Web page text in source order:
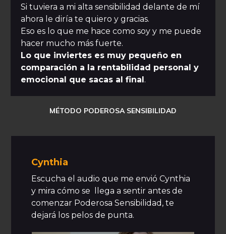
Si tuviera a mi alta sensibilidad delante de mí
ahora le diría te quiero y gracias.
Eso es lo que me hace como soy y me puede
hacer mucho más fuerte.
Lo que inviertes es muy pequeño en
comparación a la rentabilidad personal y
emocional que sacas al final.
MÉTODO PODEROSA SENSIBILIDAD
Cynthia
Escucha el audio que me envió Cynthia
y mira cómo se llega a sentir antes de
comenzar Poderosa Sensibilidad, te
dejará los pelos de punta.